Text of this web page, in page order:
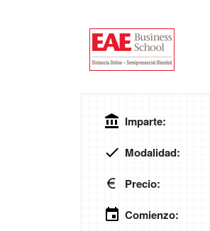
Imparte:
Modalidad:
Precio:
Comienzo: